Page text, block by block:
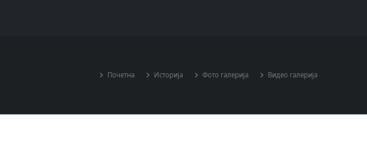
Почетна Историја Фото галерија Видео галерија